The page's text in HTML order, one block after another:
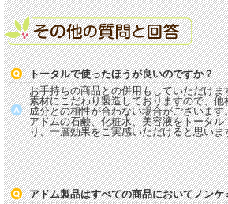
トータルで使ったほうが良いのですか？
お手持ちの商品との併用もしていただけ
素材にこだわり製造しておりますので、
成分との相性が合わない場合がございます
アドムの石鹸、化粧水、美容液をトータ
り、一層効果をご実感いただけると思いま
アドム製品はすべての商品においてノンケ